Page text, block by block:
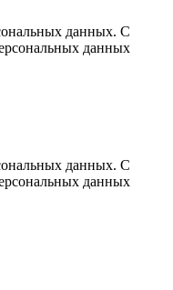
данных. С
данных
данных. С
данных